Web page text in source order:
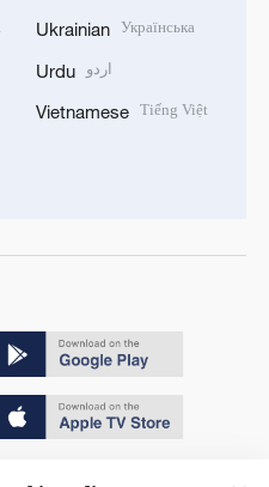
Ukrainian Українська
Urdu اردو
Vietnamese Tiếng Việt